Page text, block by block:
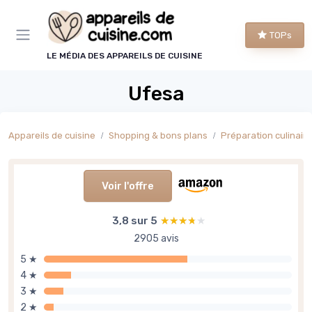
LE MÉDIA DES APPAREILS DE CUISINE
TOPs
Ufesa
Appareils de cuisine Shopping & bons plans Préparation culinaire
Voir l'offre
3,8 sur 5 ★★★★★
★★★★★
2905 avis
5 ★
4 ★
3 ★
2 ★
Panneau de gestion des cookies